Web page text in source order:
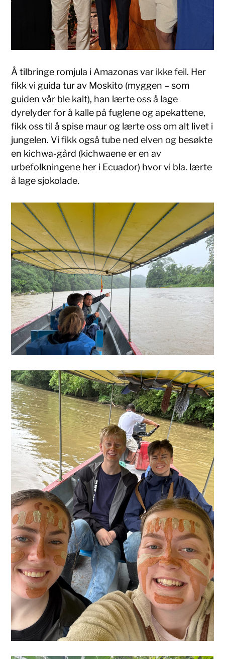
Å tilbringe romjula i Amazonas var ikke feil. Her
fikk vi guida tur av Moskito (myggen – som
guiden vår ble kalt), han lærte oss å lage
dyrelyder for å kalle på fuglene og apekattene,
fikk oss til å spise maur og lærte oss om alt livet i
jungelen. Vi fikk også tube ned elven og besøkte
en kichwa-gård (kichwaene er en av
urbefolkningene her i Ecuador) hvor vi bla. lærte
å lage sjokolade.